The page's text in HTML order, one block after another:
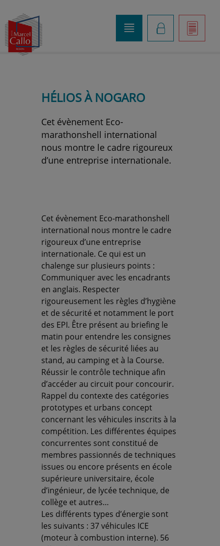
]
K
o
HÉLIOS À NOGARO
Cet évènement Eco-
marathonshell international
nous montre le cadre rigoureux
d’une entreprise internationale.
Cet évènement Eco-marathonshell
international nous montre le cadre
rigoureux d’une entreprise
internationale. Ce qui est un
chalenge sur plusieurs points :
Communiquer avec les encadrants
en anglais. Respecter
rigoureusement les règles d’hygiène
et de sécurité et notamment le port
des EPI. Être présent au briefing le
matin pour entendre les consignes
et les règles de sécurité liées au
stand, au camping et à la Course.
Réussir le contrôle technique afin
d’accéder au circuit pour concourir.
Rappel du contexte des catégories
prototypes et urbans concept
concernant les véhicules inscrits à la
compétition. Les différentes équipes
concurrentes sont constitué de
membres passionnés de techniques
issues ou encore présents en école
supérieure universitaire, école
d’ingénieur, de lycée technique, de
collège et autres…
Les différents types d’énergie sont
les suivants : 37 véhicules ICE
(moteur à combustion interne). 56